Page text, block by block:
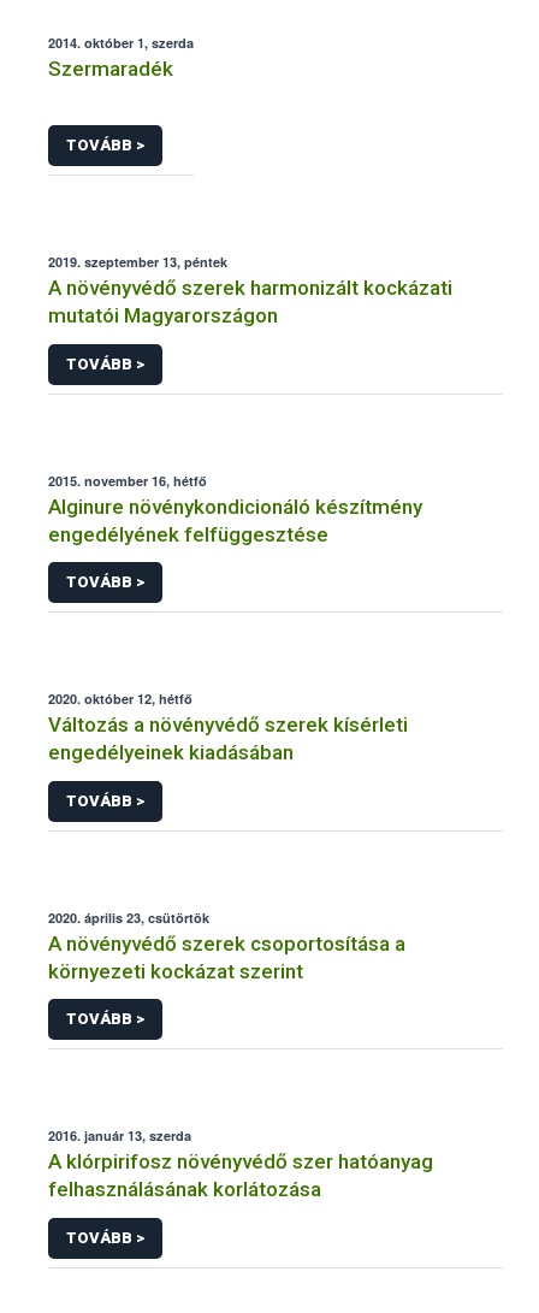
2014. október 1, szerda
Szermaradék
TOVÁBB >
2019. szeptember 13, péntek
A növényvédő szerek harmonizált kockázati
mutatói Magyarországon
TOVÁBB >
2015. november 16, hétfő
Alginure növénykondicionáló készítmény
engedélyének felfüggesztése
TOVÁBB >
2020. október 12, hétfő
Változás a növényvédő szerek kísérleti
engedélyeinek kiadásában
TOVÁBB >
2020. április 23, csütörtök
A növényvédő szerek csoportosítása a
környezeti kockázat szerint
TOVÁBB >
2016. január 13, szerda
A klórpirifosz növényvédő szer hatóanyag
felhasználásának korlátozása
TOVÁBB >